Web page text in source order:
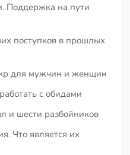
Поддержка на пути
поступков в прошлых
для мужчин и женщин
с обидами
и шести разбойников
Что является их